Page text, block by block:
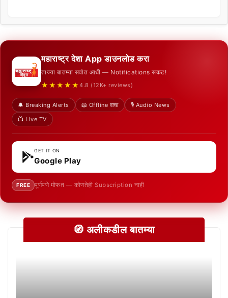
महाराष्ट्र देशा App डाउनलोड करा
ताज्या बातम्या सर्वात आधी — Notifications सकट!
★★★★★ 4.8 (12K+ reviews)
🔔 Breaking Alerts 📖 Offline वाचा
🎙️ Audio News
📺 Live TV
GET IT ON
Google Play
FREE पूर्णपणे मोफत — कोणतेही Subscription नाही
🧭 अलीकडील बातम्या